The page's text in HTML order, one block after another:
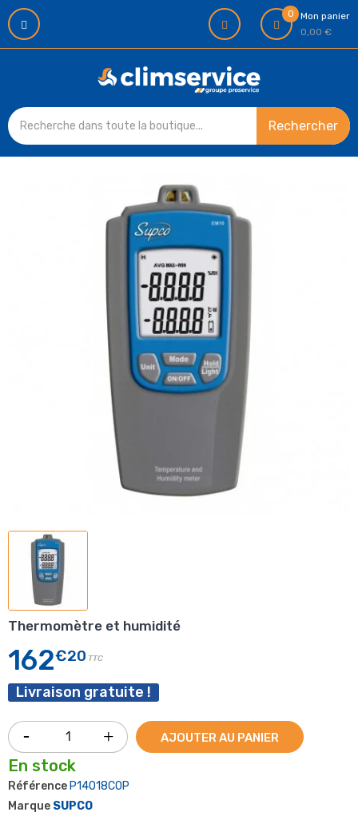
0
Mon panier
0,00 €
Rechercher
Thermomètre et humidité
162€20 TTC
Livraison gratuite !
AJOUTER AU PANIER
En stock
Référence P14018COP
Marque SUPCO